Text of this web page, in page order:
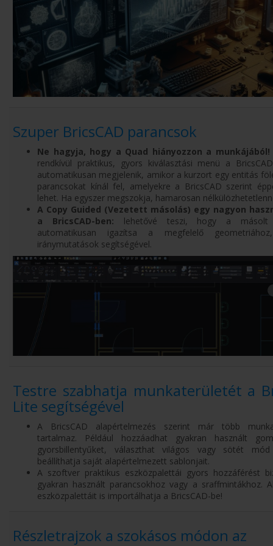
Szuper BricsCAD parancsok
Ne hagyja, hogy a Quad hiányozzon a munkájából!
rendkívül praktikus, gyors kiválasztási menü a
automatikusan megjelenik, amikor a kurzort egy entitás
parancsokat kínál fel, amelyekre a BricsCAD szerint
lehet. Ha egyszer megszokja, hamarosan
A Copy Guided (Vezetett másolás) egy nagyon
a BricsCAD-ben: lehetővé teszi, hogy a másolt
automatikusan igazítsa a megfelelő
iránymutatások segítségével.
Testre szabhatja munkaterületét a
Lite segítségével
A BricsCAD alapértelmezés szerint már több
tartalmaz. Például hozzáadhat gyakran használt
gyorsbillentyűket, választhat világos vagy sötét
beállíthatja saját alapértelmezett sablonjait.
A szoftver praktikus eszközpalettái gyors hozzáférést
gyakran használt parancsokhoz vagy a sraffmintákhoz.
eszközpalettáit is importálhatja a BricsCAD-be!
Részletrajzok a szokásos módon az